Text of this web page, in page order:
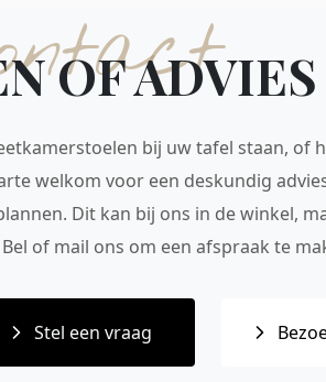
OF ADVIES
bij uw tafel staan, of
welkom voor een deskundig
Dit kan bij ons in de winkel,
of mail ons om een afspraak te
Stel een vraag